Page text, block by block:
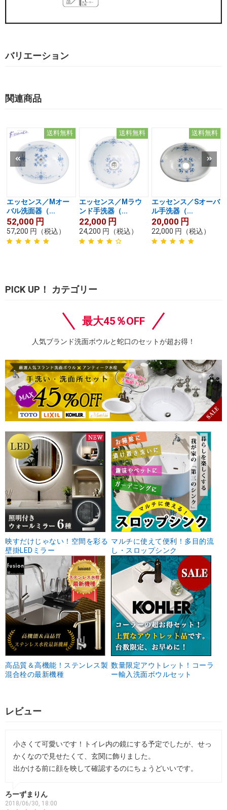
バリエーション
関連商品
送料無料
エッセンス／Mオー
バル洗面器（...
52,000 円
57,200 円 （税込）
送料無料
エッセンス／Mラウ
ンド手洗器（...
22,000 円
24,200 円 （税込）
送料無料
エッセンス／Sオーバ
ル手洗器（...
20,000 円
22,000 円 （税込）
PICK UP！ カテゴリー
最大45％OFF
人気ブランド洗面ボウルと蛇口のセットが超お得！
映すだけじゃない！空間を彩る
壁掛LEDミラー
マルチに使えて便利！多目的流
し・スロップシンク
高品質＆高機能！ステンレス製
混合栓の最新機種
数量限定アウトレット！コーラ
ー輸入洗面ボウルセット
レビュー
小さくて可愛いです！トイレ内の鏡にする予定でしたが、せっ
かくなので見せたくて、玄関に飾りました。
出かける前に顔を映して確認するのにちょうどいいです。
ろーずまりん
2018/06/30, 18:00